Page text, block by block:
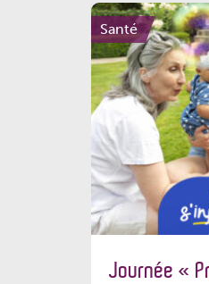
Santé
Journée «